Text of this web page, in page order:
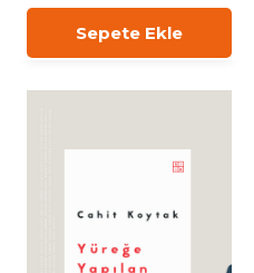
Sepete Ekle